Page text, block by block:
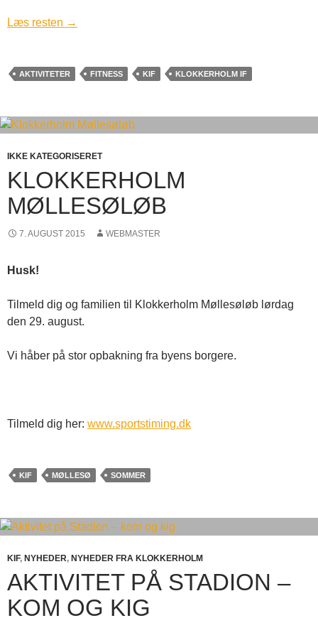
Læs resten →
AKTIVITETER FITNESS KIF KLOKKERHOLM IF
IKKE KATEGORISERET
KLOKKERHOLM
MØLLESØLØB
7. AUGUST 2015 WEBMASTER
Husk!
Tilmeld dig og familien til Klokkerholm Møllesøløb lørdag
den 29. august.
Vi håber på stor opbakning fra byens borgere.
Tilmeld dig her: www.sportstiming.dk
KIF MØLLESØ SOMMER
KIF, NYHEDER, NYHEDER FRA KLOKKERHOLM
AKTIVITET PÅ STADION –
KOM OG KIG